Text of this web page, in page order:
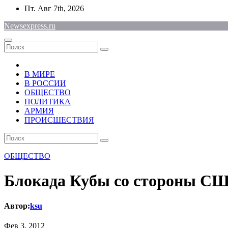
Перейти
содержимому
Пт. Авг 7th, 2026
Newsexpress.ru
В МИРЕ
В РОССИИ
ОБЩЕСТВО
ПОЛИТИКА
АРМИЯ
ПРОИСШЕСТВИЯ
ОБЩЕСТВО
Блокада Кубы со стороны
Автор:ksu
Фев 3, 2012